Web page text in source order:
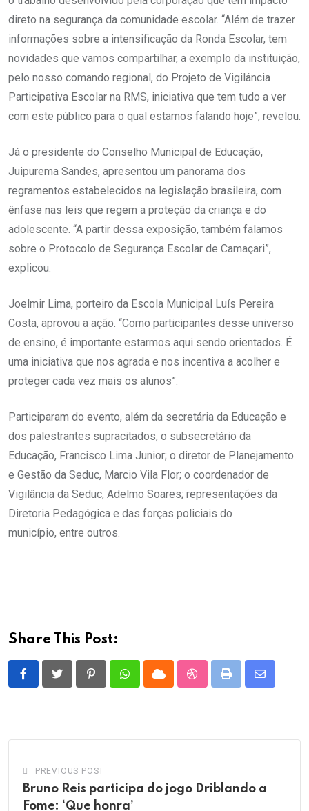
direto na segurança da comunidade escolar. “Além de trazer
informações sobre a intensificação da Ronda Escolar, tem
novidades que vamos compartilhar, a exemplo da instituição,
pelo nosso comando regional, do Projeto de Vigilância
Participativa Escolar na RMS, iniciativa que tem tudo a ver
com este público para o qual estamos falando hoje”, revelou.
Já o presidente do Conselho Municipal de Educação,
Juipurema Sandes, apresentou um panorama dos
regramentos estabelecidos na legislação brasileira, com
ênfase nas leis que regem a proteção da criança e do
adolescente. “A partir dessa exposição, também falamos
sobre o Protocolo de Segurança Escolar de Camaçari”,
explicou.
Joelmir Lima, porteiro da Escola Municipal Luís Pereira
Costa, aprovou a ação. “Como participantes desse universo
de ensino, é importante estarmos aqui sendo orientados. É
uma iniciativa que nos agrada e nos incentiva a acolher e
proteger cada vez mais os alunos”.
Participaram do evento, além da secretária da Educação e
dos palestrantes supracitados, o subsecretário da
Educação, Francisco Lima Junior; o diretor de Planejamento
e Gestão da Seduc, Marcio Vila Flor; o coordenador de
Vigilância da Seduc, Adelmo Soares; representações da
Diretoria Pedagógica e das forças policiais do
município, entre outros.
Share This Post:
PinterestWhatsappCloud StumbleUpon
Print
Share
PREVIOUS POST
Bruno Reis participa do jogo Driblando a
Fome: ‘Que honra’